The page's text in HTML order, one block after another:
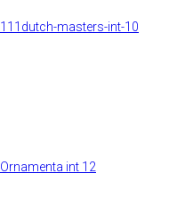
111dutch-masters-int-10
Ornamenta int 12